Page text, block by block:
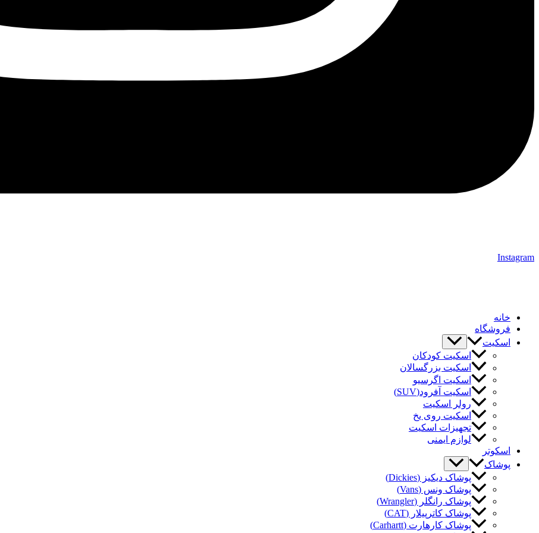
Instagram
خانه
فروشگاه
اسکیت
اسکیت کودکان
اسکیت بزرگسالان
اسکیت اگرسیو
اسکیت آفرود(SUV)
رولر اسکیت
اسکیت روی یخ
تجهیزات اسکیت
لوازم ایمنی
اسکوتر
پوشاک
پوشاک دیکیز (Dickies)
پوشاک ونس (Vans)
پوشاک رانگلر (Wrangler)
پوشاک کاترپیلار (CAT)
پوشاک کارهارت (Carhartt)